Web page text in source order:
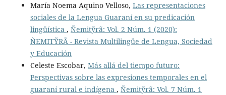
María Noema Aquino Velloso, Las representaciones
sociales de la Lengua Guaraní en su predicación
lingüística , Ñemitỹrã: Vol. 2 Núm. 1 (2020):
ÑEMITỸRÃ - Revista Multilingüe de Lengua, Sociedad
y Educación
Celeste Escobar, Más allá del tiempo futuro:
Perspectivas sobre las expresiones temporales en el
guaraní rural e indígena , Ñemitỹrã: Vol. 7 Núm. 1